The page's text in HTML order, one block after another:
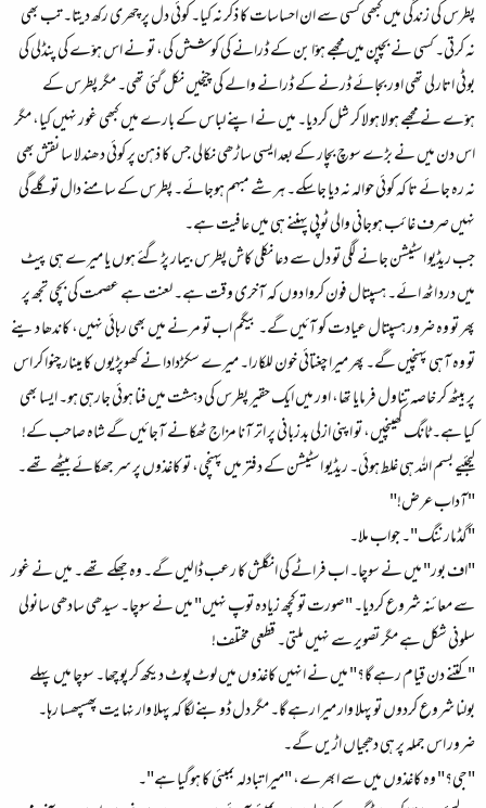
پطرس کی زندگی میں کبھی کسی سے ان احساسات کا ذکر نہ کیا۔ کوئی دل پر چھری رکھ دیتا۔ تب بھی
نہ کرتی۔ کسی نے بچپن میں مجھے ہوّا بن کے ڈرانے کی کوشش کی، تو نے اس ہوّے کی پنڈلی کی
بوٹی اتارلی تھی اور بجائے ڈرنے کے ڈرانے والے کی چیخیں نکل گئی تھی۔ مگر پطرس کے
ہوّے نے مجھے ہولا ہولا کر شل کردیا۔ میں نے اپنے لباس کے بارے میں کبھی غور نہیں کیا، مگر
اس دن میں نے بڑے سوچ بچار کے بعد ایسی ساڑھی نکالی جس کا ذہن پر کوئی دھندلا سا نقش بھی
نہ رہ جائے تا کہ کوئی حوالہ نہ دیا جاسکے۔ ہر شے مبہم ہوجائے۔ پطرس کے سامنے دال تو گلےگی
نہیں صرف غائب ہوجانی والی ٹوپی پہننے ہی میں عافیت ہے۔
جب ریڈیو اسٹیشن جانے لگی تو دل سے دعا نکلی کاش پطرس بیمار پڑگئے ہوں یا میرے ہی پیٹ
میں درد اٹھ ائے۔ ہسپتال فون کروا دوں کہ آخری وقت ہے۔ لعنت ہے عصمت کی بچی تجھ پر
پھر تو وہ ضرور ہسپتال عیادت کو آئیں گے۔ بیگم اب تو مرنے میں بھی رہائی نہیں، کاندھا دینے
تو وہ آہی پہنچیں گے۔ پھر میرا چغتائی خون للکارا۔ میرے سکڑدادا نے کھوپڑیوں کا مینار چنوا کر اس
پر بیٹھ کر خاصہ تناول فرمایا تھا، اور میں ایک حقیر پطرس کی دہشت میں فنا ہوئی جارہی ہو۔ ایسا بھی
کیا ہے۔ ٹانگ کھینچیں، تو اپنی ازلی بدزبانی پر اتر آنا مزاج ٹھکانے آجائیں گے شاہ صاحب کے!
لیجئیے بسم الله ہی غلط ہوئی۔ ریڈیو اسٹیشن کے دفتر میں پہنچی، تو کاغذوں پر سر جھکائے بیٹھے تھے۔
"آداب عرض!"
"گڈمارننگ"۔ جواب ملا۔
"اف بور" میں نے سوچا۔ اب فراٹے کی انگلش کا رعب ڈالیں گے۔ وہ جھکے تھے۔ میں نے غور
سے معائنہ شروع کردیا۔ "صورت تو کچھ زیادہ توپ نہیں" میں نے سوچا۔ سیدھی سادھی سانولی
سلونی شکل ہے مگر تصویر سے نہیں ملتی۔ قطعی مختلف!
"کتنے دن قیام رہے گا؟" میں نے انہیں کاغذوں میں لوٹ پوٹ دیکھ کر پوچھا۔ سوچا میں پہلے
بولنا شروع کردوں تو پہلا وار میرا رہے گا۔ مگر دل ڈوبنے لگا کہ پہلا وار نہایت پھسپھسا رہا۔
ضرور اس جملہ پر ہی دھجیاں اڑیں گے۔
"جی؟" وہ کاغذوں میں سے ابھرے، "میرا تبادلہ بمبئی کا ہوگیا ہے"۔